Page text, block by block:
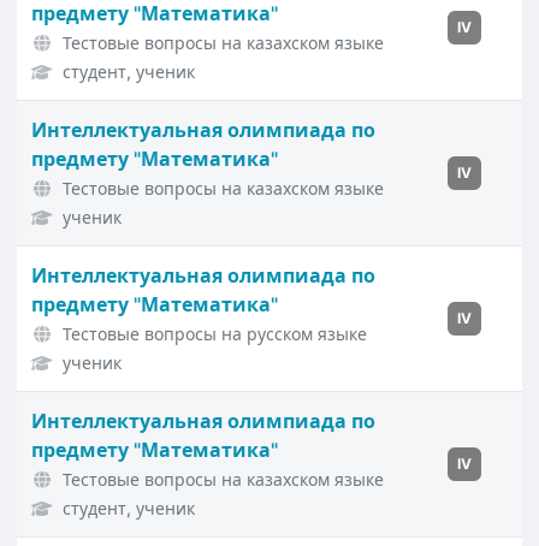
предмету "Математика"
Тестовые вопросы на казахском языке
студент, ученик
IV
Интеллектуальная олимпиада по
предмету "Математика"
Тестовые вопросы на казахском языке
ученик
IV
Интеллектуальная олимпиада по
предмету "Математика"
Тестовые вопросы на русском языке
ученик
IV
Интеллектуальная олимпиада по
предмету "Математика"
Тестовые вопросы на казахском языке
студент, ученик
IV